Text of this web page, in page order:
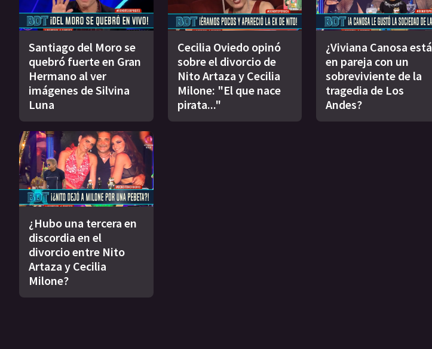
Santiago del Moro se
quebró fuerte en Gran
Hermano al ver
imágenes de Silvina
Luna
Cecilia Oviedo opinó
sobre el divorcio de
Nito Artaza y Cecilia
Milone: "El que nace
pirata..."
¿Viviana Canosa está
en pareja con un
sobreviviente de la
tragedia de Los
Andes?
¿Hubo una tercera en
discordia en el
divorcio entre Nito
Artaza y Cecilia
Milone?